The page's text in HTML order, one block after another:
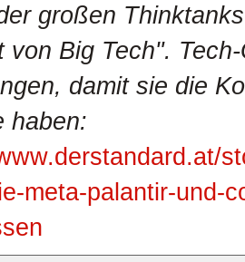
großen
von Big Tech".
damit sie die
haben:
meta-palantir-und-